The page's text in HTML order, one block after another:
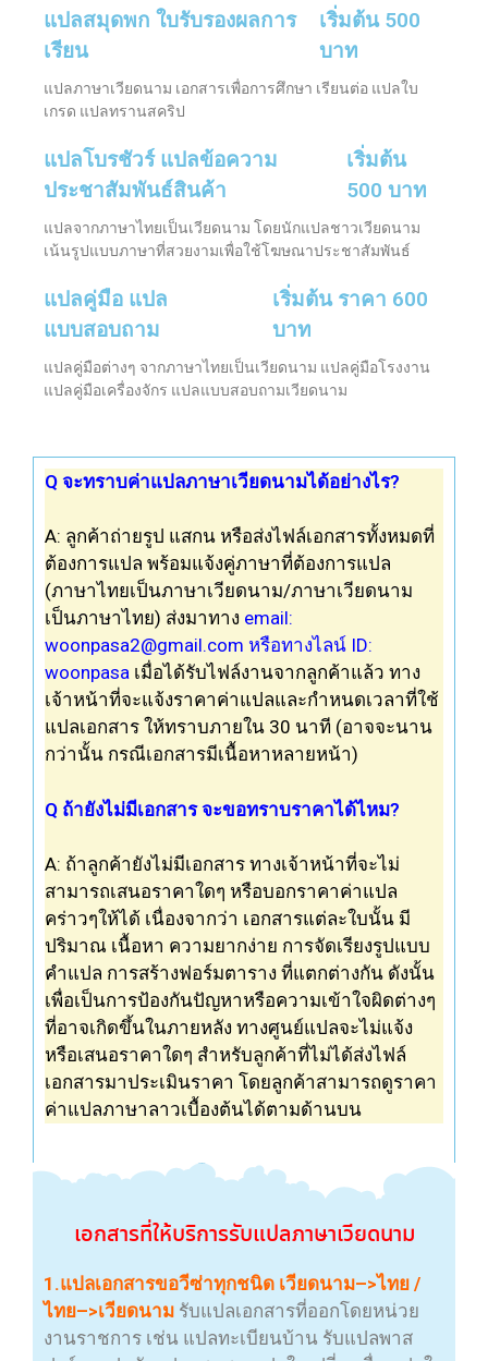
แปลสมุดพก ใบรับรองผลการ
เรียน
เริ่มต้น 500
บาท
แปลภาษาเวียดนาม เอกสารเพื่อการศึกษา เรียนต่อ แปลใบ
เกรด แปลทรานสคริป
แปลโบรชัวร์ แปลข้อความ
ประชาสัมพันธ์สินค้า
เริ่มต้น
500 บาท
แปลจากภาษาไทยเป็นเวียดนาม โดยนักแปลชาวเวียดนาม
เน้นรูปแบบภาษาที่สวยงามเพื่อใช้โฆษณาประชาสัมพันธ์
แปลคู่มือ แปล
แบบสอบถาม
เริ่มต้น ราคา 600
บาท
แปลคู่มือต่างๆ จากภาษาไทยเป็นเวียดนาม แปลคู่มือโรงงาน
แปลคู่มือเครื่องจักร แปลแบบสอบถามเวียดนาม
Q จะทราบค่าแปลภาษาเวียดนามได้อย่างไร?
A: ลูกค้าถ่ายรูป แสกน หรือส่งไฟล์เอกสารทั้งหมดที่
ต้องการแปล พร้อมแจ้งคู่ภาษาที่ต้องการแปล
(ภาษาไทยเป็นภาษาเวียดนาม/ภาษาเวียดนาม
เป็นภาษาไทย) ส่งมาทาง email:
woonpasa2@gmail.com หรือทางไลน์ ID:
woonpasa เมื่อได้รับไฟล์งานจากลูกค้าแล้ว ทาง
เจ้าหน้าที่จะแจ้งราคาค่าแปลและกำหนดเวลาที่ใช้
แปลเอกสาร ให้ทราบภายใน 30 นาที (อาจจะนาน
กว่านั้น กรณีเอกสารมีเนื้อหาหลายหน้า)
Q ถ้ายังไม่มีเอกสาร จะขอทราบราคาได้ไหม?
A: ถ้าลูกค้ายังไม่มีเอกสาร ทางเจ้าหน้าที่จะไม่
สามารถเสนอราคาใดๆ หรือบอกราคาค่าแปล
คร่าวๆให้ได้ เนื่องจากว่า เอกสารแต่ละใบนั้น มี
ปริมาณ เนื้อหา ความยากง่าย การจัดเรียงรูปแบบ
คำแปล การสร้างฟอร์มตาราง ที่แตกต่างกัน ดังนั้น
เพื่อเป็นการป้องกันปัญหาหรือความเข้าใจผิดต่างๆ
ที่อาจเกิดขึ้นในภายหลัง ทางศูนย์แปลจะไม่แจ้ง
หรือเสนอราคาใดๆ สำหรับลูกค้าที่ไม่ได้ส่งไฟล์
เอกสารมาประเมินราคา โดยลูกค้าสามารถดูราคา
ค่าแปลภาษาลาวเบื้องต้นได้ตามด้านบน
เอกสารที่ให้บริการรับแปลภาษาเวียดนาม
1.แปลเอกสารขอวีซ่าทุกชนิด เวียดนาม–>ไทย /
ไทย–>เวียดนาม รับแปลเอกสารที่ออกโดยหน่วย
งานราชการ เช่น แปลทะเบียนบ้าน รับแปลพาส